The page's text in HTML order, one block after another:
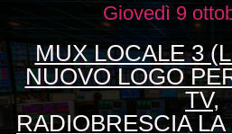
Giovedì 9
MUX LOCALE 3
NUOVO LOGO
TV,
RADIOBRESCIA